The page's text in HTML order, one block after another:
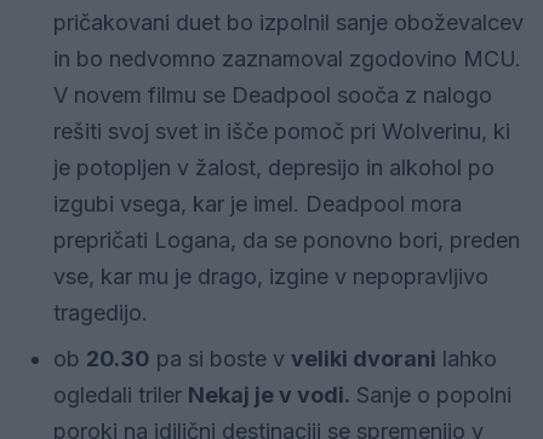
pričakovani duet bo izpolnil sanje oboževalcev
in bo nedvomno zaznamoval zgodovino MCU.
V novem filmu se Deadpool sooča z nalogo
rešiti svoj svet in išče pomoč pri Wolverinu, ki
je potopljen v žalost, depresijo in alkohol po
izgubi vsega, kar je imel. Deadpool mora
prepričati Logana, da se ponovno bori, preden
vse, kar mu je drago, izgine v nepopravljivo
tragedijo.
ob 20.30 pa si boste v veliki dvorani lahko
ogledali triler Nekaj je v vodi. Sanje o popolni
poroki na idilični destinaciji se spremenijo v